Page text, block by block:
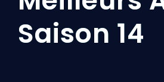
Saison 14